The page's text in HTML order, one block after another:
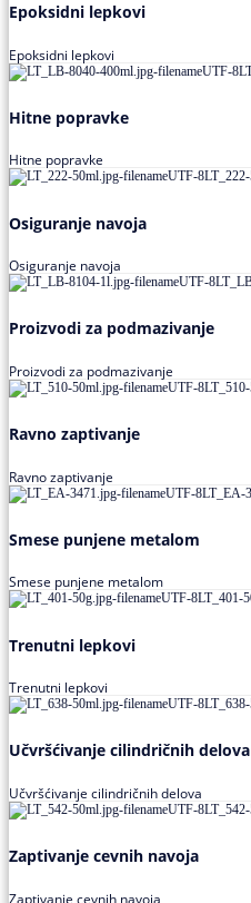
Epoksidni lepkovi
Epoksidni lepkovi
Hitne popravke
Hitne popravke
Osiguranje navoja
Osiguranje navoja
Proizvodi za podmazivanje
Proizvodi za podmazivanje
Ravno zaptivanje
Ravno zaptivanje
Smese punjene metalom
Smese punjene metalom
Trenutni lepkovi
Trenutni lepkovi
Učvršćivanje cilindričnih delova
Učvršćivanje cilindričnih delova
Zaptivanje cevnih navoja
Zaptivanje cevnih navoja